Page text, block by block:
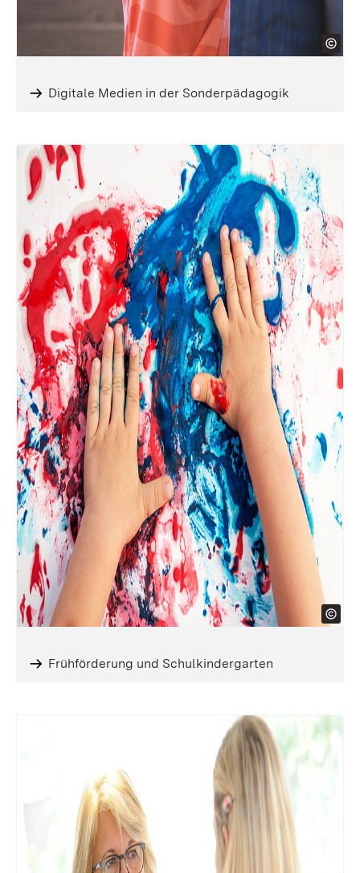
Digitale Medien in der Sonderpädagogik
Frühförderung und Schulkindergarten